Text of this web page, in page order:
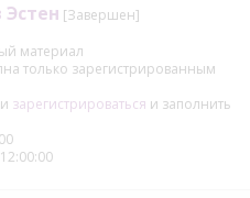
[Завершен]
материал
только зарегистрированным
зарегистрироваться и заполнить